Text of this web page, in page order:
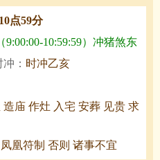
点59分
10:59:59）冲猪煞东
冲： 时冲乙亥
庙 作灶 入宅 安葬 见贵 求
凰符制 否则 诸事不宜